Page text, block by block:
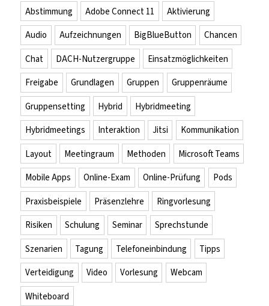
Abstimmung Adobe Connect 11
Aktivierung
Audio
Aufzeichnungen BigBlueButton
Chancen
Chat
DACH-Nutzergruppe
Einsatzmöglichkeiten
Freigabe
Grundlagen Gruppen
Gruppenräume
Gruppensetting
Hybrid
Hybridmeeting
Hybridmeetings
Interaktion Jitsi
Kommunikation
Layout
Meetingraum Methoden
Microsoft Teams
Mobile Apps
Online-Exam Online-Prüfung
Pods
Praxisbeispiele
Präsenzlehre
Ringvorlesung
Risiken
Schulung Seminar
Sprechstunde
Szenarien
Tagung Telefoneinbindung
Tipps
Verteidigung
Video Vorlesung
Webcam
Whiteboard